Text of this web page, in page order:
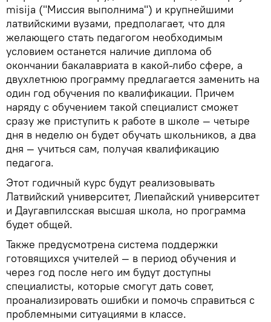
misija ("Миссия выполнима") и крупнейшими
латвийскими вузами, предполагает, что для
желающего стать педагогом необходимым
условием останется наличие диплома об
окончании бакалавриата в какой-либо сфере, а
двухлетнюю программу предлагается заменить на
один год обучения по квалификации. Причем
наряду с обучением такой специалист сможет
сразу же приступить к работе в школе — четыре
дня в неделю он будет обучать школьников, а два
дня — учиться сам, получая квалификацию
педагога.
Этот годичный курс будут реализовывать
Латвийский университет, Лиепайский университет
и Даугавпилсская высшая школа, но программа
будет общей.
Также предусмотрена система поддержки
готовящихся учителей — в период обучения и
через год после него им будут доступны
специалисты, которые смогут дать совет,
проанализировать ошибки и помочь справиться с
проблемными ситуациями в классе.